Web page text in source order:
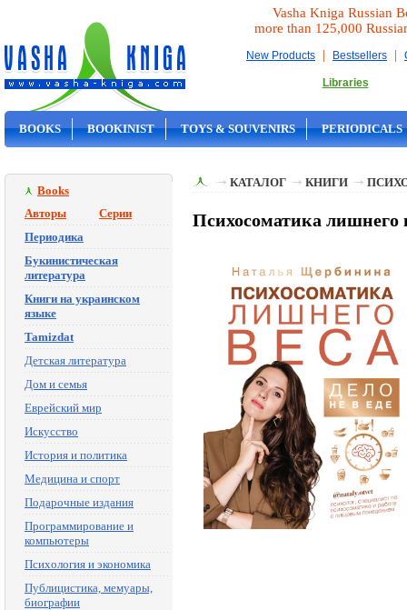
Vasha Kniga Russian
more than 125,000
New Products | Bestsellers |
Libraries
BOOKS BOOKINIST TOYS & SOUVENIRS PERIODICALS
Books
Авторы
Серии
Периодика
Букинистическая
литература
Книги на украинском
языке
Tamizdat
Детская литература
Дом и семья
Еврейский мир
Искусство
История и политика
Медицина и спорт
Подарочные издания
Программирование и
компьютеры
Психология и экономика
Публицистика, мемуары,
биографии
КАТАЛОГ КНИГИ
Психосоматика